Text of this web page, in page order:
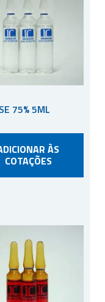
75% 5ML
ÀS
COTAÇÕES